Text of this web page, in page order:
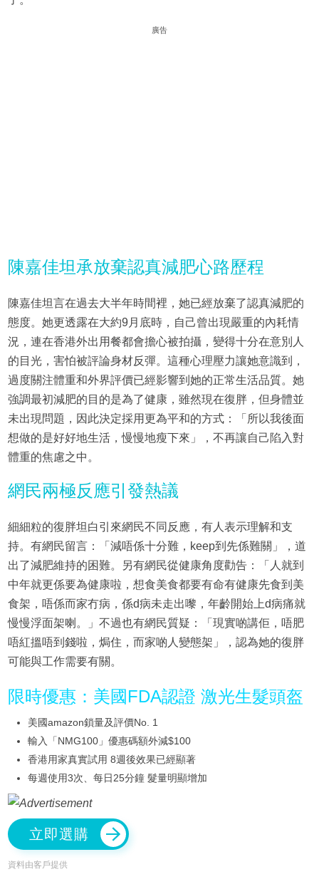
廣告
陳嘉佳坦承放棄認真減肥心路歷程
陳嘉佳坦言在過去大半年時間裡，她已經放棄了認真減肥的
態度。她更透露在大約9月底時，自己曾出現嚴重的內耗情
況，連在香港外出用餐都會擔心被拍攝，變得十分在意別人
的目光，害怕被評論身材反彈。這種心理壓力讓她意識到，
過度關注體重和外界評價已經影響到她的正常生活品質。她
強調最初減肥的目的是為了健康，雖然現在復胖，但身體並
未出現問題，因此決定採用更為平和的方式：「所以我後面
想做的是好好地生活，慢慢地瘦下來」，不再讓自己陷入對
體重的焦慮之中。
網民兩極反應引發熱議
細細粒的復胖坦白引來網民不同反應，有人表示理解和支
持。有網民留言：「減唔係十分難，keep到先係難關」，道
出了減肥維持的困難。另有網民從健康角度勸告：「人就到
中年就更係要為健康啦，想食美食都要有命有健康先食到美
食架，唔係而家冇病，係d病未走出嚟，年齡開始上d病痛就
慢慢浮面架喇。」不過也有網民質疑：「現實啲講佢，唔肥
唔紅搵唔到錢啦，焗住，而家啲人變態架」，認為她的復胖
可能與工作需要有關。
限時優惠：美國FDA認證 激光生髮頭盔
美國amazon鎖量及評價No. 1
輸入「NMG100」優惠碼額外減$100
香港用家真實試用 8週後效果已經顯著
每週使用3次、每日25分鐘 髮量明顯增加
立即選購
資料由客戶提供